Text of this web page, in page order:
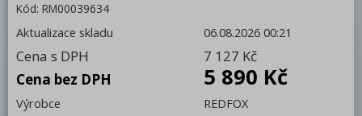
Mycí program
Regálový systém
Drop In - Monoblok
Kód: RM00039634
Aktualizace skladu
06.08.2026 00:21
Cena s DPH
7 127 Kč
Cena bez DPH
5 890 Kč
Výrobce
REDFOX